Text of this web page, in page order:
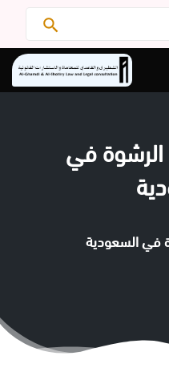
في
في السعودية